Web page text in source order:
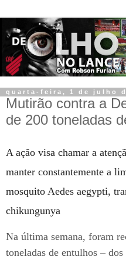
quarta-feira, 1 de julho
Mutirão contra a
de 200 toneladas
A ação visa chamar a
manter constantemente a
mosquito Aedes aegypti,
chikungunya
Na última semana, foram
toneladas de entulhos –